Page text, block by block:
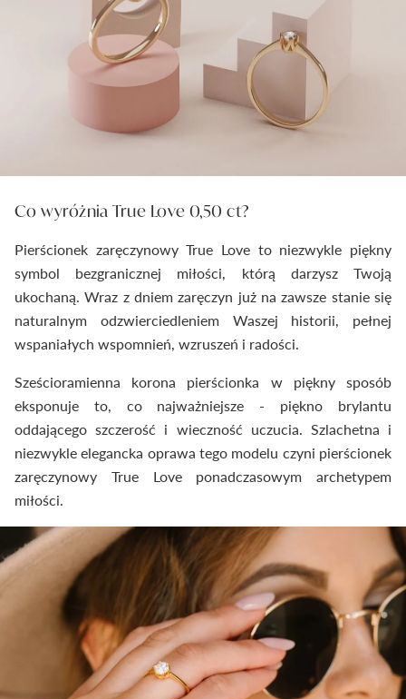
Co wyróżnia True Love 0,50 ct?
Pierścionek zaręczynowy True Love to niezwykle piękny
symbol bezgranicznej miłości, którą darzysz Twoją
ukochaną. Wraz z dniem zaręczyn już na zawsze stanie się
naturalnym odzwierciedleniem Waszej historii, pełnej
wspaniałych wspomnień, wzruszeń i radości.
Sześcioramienna korona pierścionka w piękny sposób
eksponuje to, co najważniejsze - piękno brylantu
oddającego szczerość i wieczność uczucia. Szlachetna i
niezwykle elegancka oprawa tego modelu czyni pierścionek
zaręczynowy True Love ponadczasowym archetypem
miłości.